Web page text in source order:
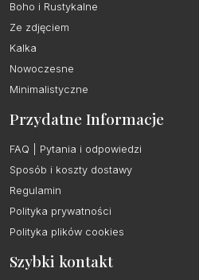
Boho i Rustykalne
Ze zdjęciem
Kalka
Nowoczesne
Minimalistyczne
Przydatne Informacje
FAQ | Pytania i odpowiedzi
Sposób i koszty dostawy
Regulamin
Polityka prywatności
Polityka plików cookies
Szybki kontakt